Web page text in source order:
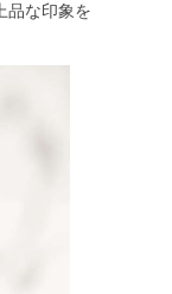
品な印象を